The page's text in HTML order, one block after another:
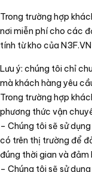
Trong trường hợp
nơi miễn phí cho các
tính từ kho của N3F.VN
Lưu ý: chúng tôi chỉ
mà khách hàng yêu
Trong trường hợp
phương thức vận
– Chúng tôi sẽ sử
có trên thị trường để
đúng thời gian và
– Chúng tôi sẽ sử